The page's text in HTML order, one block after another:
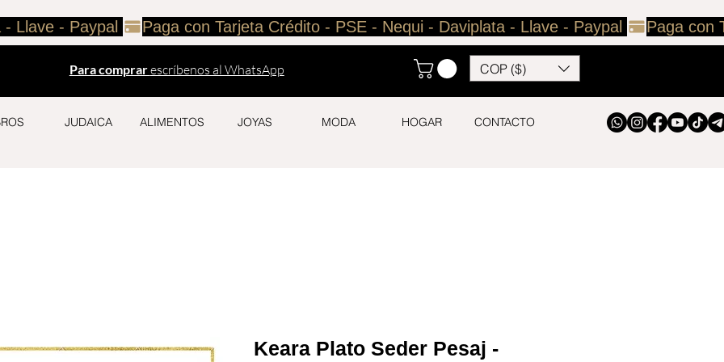
Para comprarescríbenos al WhatsApp COP ($)
Llave - Paypal
JUDAICA ALIMENTOS JOYAS MODA HOGAR CONTACTO
Keara Plato Seder Pesaj -